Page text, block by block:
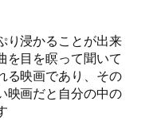
り浸かることが出来
を目を瞑って聞いて
る映画であり、その
映画だと自分の中の